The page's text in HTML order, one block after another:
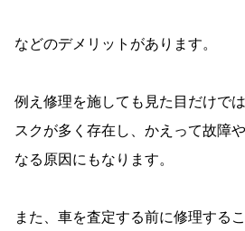
などのデメリットがあります。
例え修理を施しても見た目だけで
スクが多く存在し、かえって故障
なる原因にもなります。
また、車を査定する前に修理する